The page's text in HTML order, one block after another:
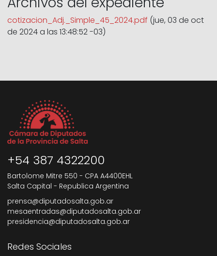
cotizacion_Adj._Simple_45_2024.pdf (jue, 03 de oct
de 2024 a las 13:48:52 -03)
+54 387 4322200
Bartolome Mitre 550 - CPA A4400EHL
Salta Capital - Republica Argentina
prensa@diputadosalta.gob.ar
mesaentradas@diputadosalta.gob.ar
presidencia@diputadosalta.gob.ar
Redes Sociales